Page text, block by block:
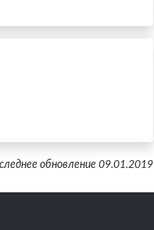
обновление 09.01.2019